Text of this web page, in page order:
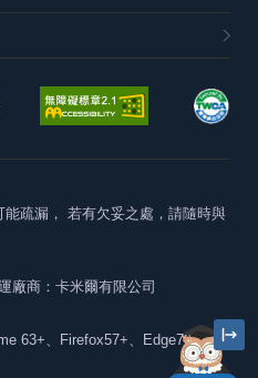
疏漏， 若有欠妥之處，請隨時與
廠商：卡米爾有限公司
63+、Firefox57+、Edge79+及